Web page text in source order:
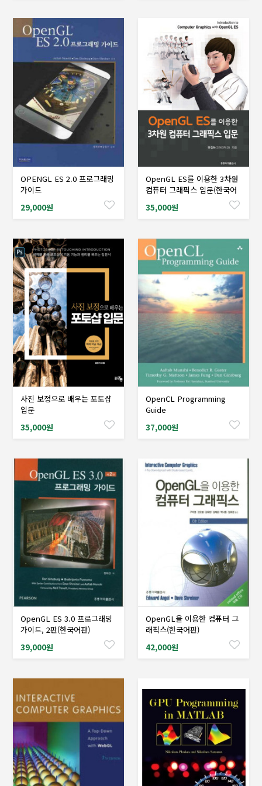
샘플도서신청
OPENGL ES 2.0 프로그래밍
가이드
29,000원
샘플도서신청
OpenGL ES를 이용한 3차원
컴퓨터 그래픽스 입문(한국어
35,000원
샘플도서신청
사진 보정으로 배우는 포토샵
입문
35,000원
샘플도서신청
OpenCL Programming
Guide
37,000원
샘플도서신청
OpenGL ES 3.0 프로그래밍
가이드, 2판(한국어판)
39,000원
샘플도서신청
OpenGL을 이용한 컴퓨터 그
래픽스(한국어판)
42,000원